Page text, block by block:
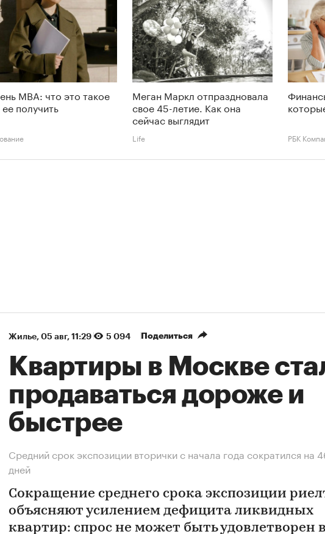
MBA: что это такое
ее получить
Меган Маркл отпраздновала
свое 45-летие. Как она
сейчас выглядит
Life РБК
Жилье⁠, 05 авг, 11:29 5 094 Поделиться
Квартиры в Москве
продаваться дороже и
быстрее
Средний срок экспозиции вторички с начала года сократился на
дней
Сокращение среднего срока экспозиции
объясняют усилением дефицита ликвидных
квартир: спрос не может быть удовлетворен в